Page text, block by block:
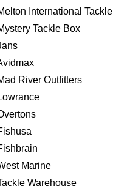
International Tackle
Tackle Box
River Outfitters
Marine
Warehouse